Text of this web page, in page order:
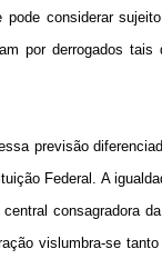
considerar
por derrogados
previsão
Federal. A
consagradora
vislumbra-se